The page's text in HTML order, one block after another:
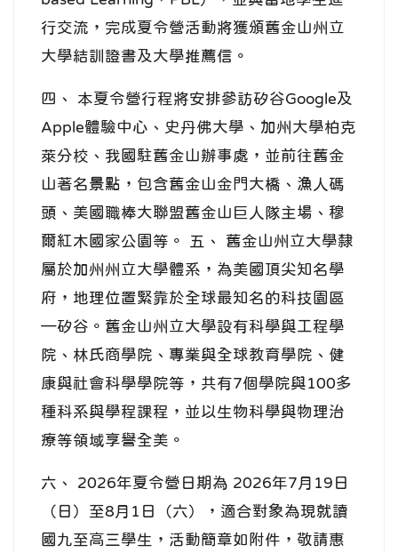
行交流，完成夏令營活動將獲頒舊金山州立
大學結訓證書及大學推薦信。
四、 本夏令營行程將安排參訪矽谷Google及
Apple體驗中心、史丹佛大學、加州大學柏克
萊分校、我國駐舊金山辦事處，並前往舊金
山著名景點，包含舊金山金門大橋、漁人碼
頭、美國職棒大聯盟舊金山巨人隊主場、穆
爾紅木國家公園等。 五、 舊金山州立大學隸
屬於加州州立大學體系，為美國頂尖知名學
府，地理位置緊靠於全球最知名的科技園區
—矽谷。舊金山州立大學設有科學與工程學
院、林氏商學院、專業與全球教育學院、健
康與社會科學學院等，共有7個學院與100多
種科系與學程課程，並以生物科學與物理治
療等領域享譽全美。
六、 2026年夏令營日期為 2026年7月19日
（日）至8月1日（六），適合對象為現就讀
國九至高三學生，活動簡章如附件，敬請惠